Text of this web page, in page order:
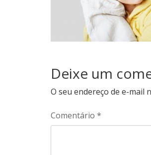
Deixe um
O seu endereço de e-mail
Comentário *